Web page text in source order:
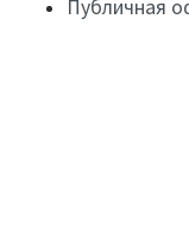
Публичная